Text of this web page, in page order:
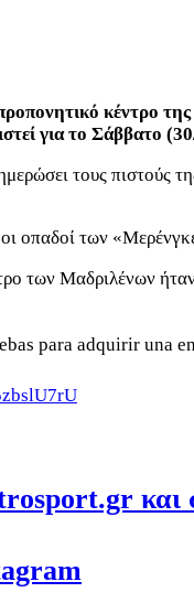
κέντρο
για το Σάββατο
τους πιστούς
οπαδοί των
των Μαδριλένων
para adquirir una
και